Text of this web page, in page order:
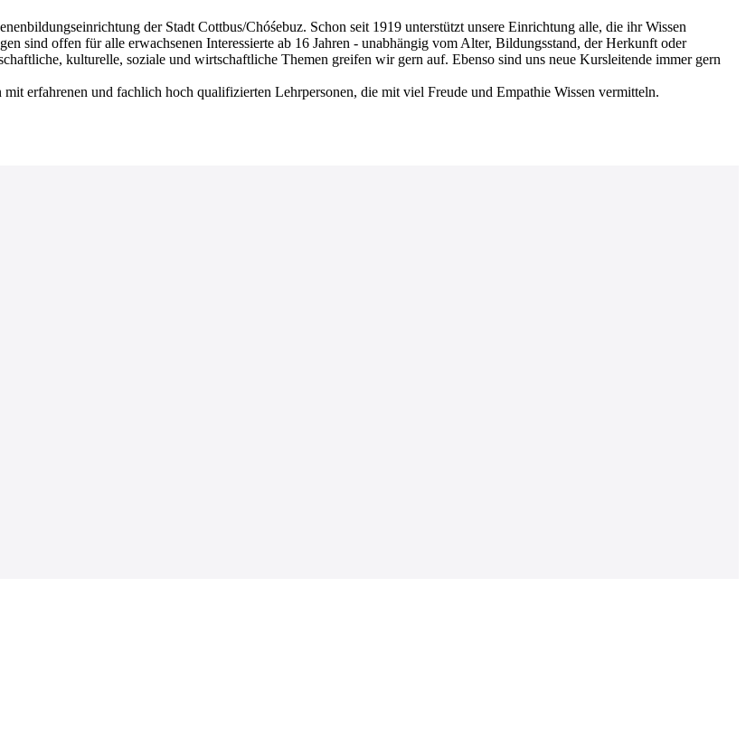
der Stadt Cottbus/Chóśebuz. Schon seit 1919 unterstützt unsere Einrichtung alle, die ihr Wissen
sind offen für alle erwachsenen Interessierte ab 16 Jahren - unabhängig vom Alter, Bildungsstand, der Herkunft oder
kulturelle, soziale und wirtschaftliche Themen greifen wir gern auf. Ebenso sind uns neue Kursleitende immer gern
erfahrenen und fachlich hoch qualifizierten Lehrpersonen, die mit viel Freude und Empathie Wissen vermitteln.